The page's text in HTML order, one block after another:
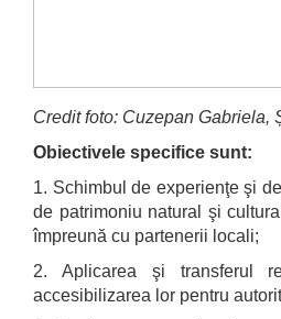
Credit foto: Cuzepan Gabriela,
Obiectivele specifice sunt:
1. Schimbul de experienţe şi
de patrimoniu natural şi
împreună cu partenerii locali;
2. Aplicarea şi transferul
accesibilizarea lor pentru